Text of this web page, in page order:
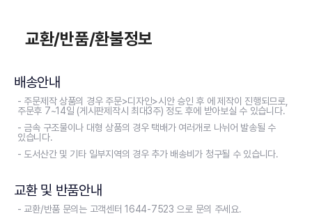
교환/반품/환불정보
배송안내
- 주문제작 상품의 경우 주문>디자인>시안 승인 후 에 제작이 진행되므로,
주문후 7~14일 (게시판제작시 최대3주) 정도 후에 받아보실 수 있습니다.
- 금속 구조물이나 대형 상품의 경우 택배가 여러개로 나뉘어 발송될 수
있습니다.
- 도서산간 및 기타 일부지역의 경우 추가 배송비가 청구될 수 있습니다.
교환 및 반품안내
- 교환/반품 문의는 고객센터 1644-7523 으로 문의 주세요.